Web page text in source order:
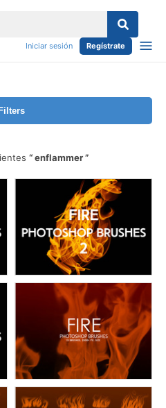
Iniciar sesión Regístrate
Filters
enflammer